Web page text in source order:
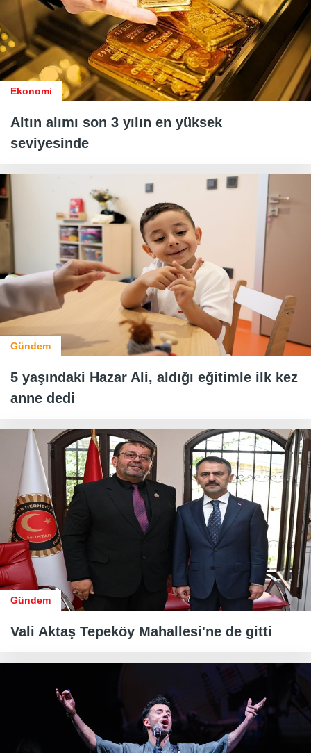
Ekonomi
Altın alımı son 3 yılın en yüksek
seviyesinde
Gündem
5 yaşındaki Hazar Ali, aldığı eğitimle ilk kez
anne dedi
Gündem
Vali Aktaş Tepeköy Mahallesi'ne de gitti